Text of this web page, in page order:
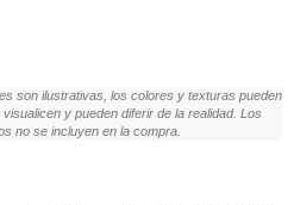
son ilustrativas, los colores y texturas pueden
y pueden diferir de la realidad. Los
no se incluyen en la compra.